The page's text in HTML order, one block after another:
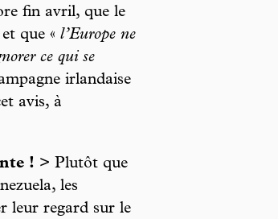
fin avril, que le
que « l’Europe ne
ce qui se
irlandaise
avis, à
! > Plutôt que
les
leur regard sur le